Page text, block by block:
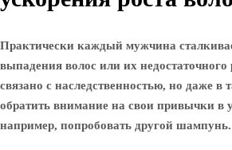
Практически каждый мужчина
выпадения волос или их
связано с наследственностью, но даже в
обратить внимание на свои привычки в
например, попробовать другой шампунь.